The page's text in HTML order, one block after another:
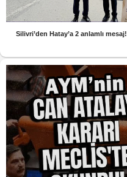
Silivri’den Hatay’a 2 anlamlı mesaj!